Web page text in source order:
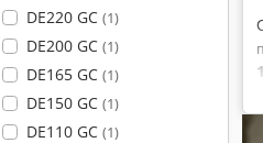
DE220 GC (1)
DE200 GC (1)
DE165 GC (1)
DE150 GC (1)
DE110 GC (1)